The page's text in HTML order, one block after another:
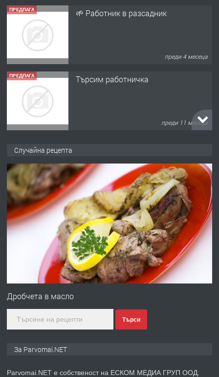
ПРЕДЛАГА 🌱 Работник в разсадник
преди 4 месеца
ПРЕДЛАГА Търсим работничка
преди 11 месеца
преди 1 година
ПРЕДЛАГА Работа за общи работници
преди 1 година
Първи поход "По стъпките на Ангел
Случайна рецепта
Дробчета в масло
Търси
За Parvomai.NET
Parvomai.NET е собственост на ЕСКОМ МЕДИА ГРУП ООД.